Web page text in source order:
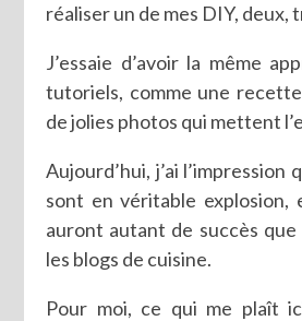
réaliser un de mes DIY, deux,
J’essaie d’avoir la même
tutoriels, comme une
de jolies photos qui mettent
Aujourd’hui, j’ai l’impression
sont en véritable explosion,
auront autant de succès que
les blogs de cuisine.
Pour moi, ce qui me plaît